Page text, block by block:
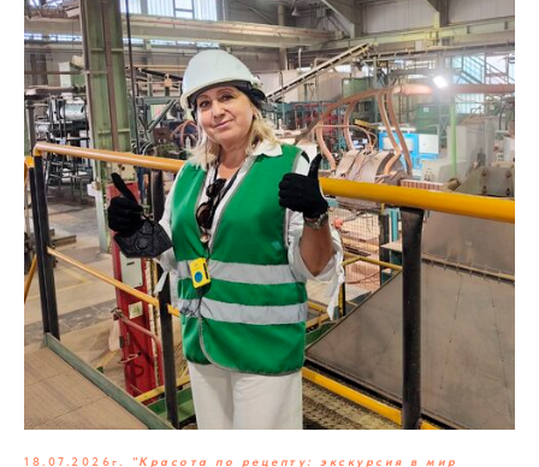
18.07.2026г.
"Красота по рецепту: экскурсия в мир